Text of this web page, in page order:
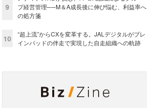
9
プ経営管理──M＆A成長後に伸び悩む、利益率へ
の処方箋
10
“超上流”からCXを変革する。JALデジタルがブレ
インパッドの伴走で実現した自走組織への軌跡